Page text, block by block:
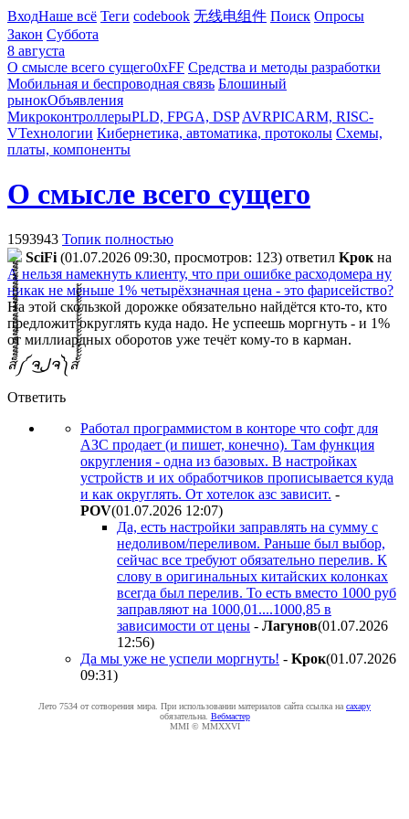
ВходНаше всё Теги codebook 无线电组件 Поиск Опросы
Закон Суббота
8 августа
О смысле всего сущего0xFF Средства и методы разработки
Мобильная и беспроводная связь Блошиный
рынокОбъявления
МикроконтроллерыPLD, FPGA, DSP AVRPICARM, RISC-
VТехнологии Кибернетика, автоматика, протоколы Схемы,
платы, компоненты
О смысле всего сущего
1593943 Топик полностью
SciFi (01.07.2026 09:30, просмотров: 123) ответил Kpoк на
А нельзя намекнуть клиенту, что при ошибке расходомера ну
никак не меньше 1% четырёхзначная цена - это фарисейство?
На этой скользкой дорожке обязательно найдётся кто-то, кто
предложит округлять куда надо. Не успеешь моргнуть - и 1%
от миллиардных оборотов уже течёт кому-то в карман.
ส็็็็็็็็็็็็็็็็็็็็็็็็็༼ ຈل͜ຈ༽ส้้้้้้้้้้้้้้้้้้้้้้้
Ответить
Работал программистом в конторе что софт для
АЗС продает (и пишет, конечно). Там функция
округления - одна из базовых. В настройках
устройств и их обработчиков прописывается куда
и как округлять. От хотелок азс зависит. -
POV(01.07.2026 12:07)
Да, есть настройки заправлять на сумму с
недоливом/переливом. Раньше был выбор,
сейчас все требуют обязательно перелив. К
слову в оригинальных китайских колонках
всегда был перелив. То есть вместо 1000 руб
заправляют на 1000,01....1000,85 в
зависимости от цены - Лaгyнoв(01.07.2026
12:56)
Да мы уже не успели моргнуть! - Kpoк(01.07.2026
09:31)
Лето 7534 от сотворения мира. При использовании материалов сайта ссылка на caxapу
обязательна. Вебмастер
MMI © MMXXVI